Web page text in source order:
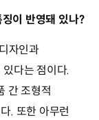
이 반영돼 있나?
자인과
다는 점이다.
간 조형적
. 또한 아무런